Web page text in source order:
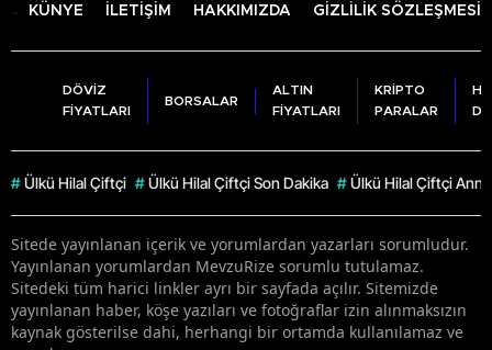
KÜNYE İLETİŞİM HAKKIMIZDA GİZLİLİK SÖZLEŞMESİ
DÖVİZ
FİYATLARI
BORSALAR
ALTIN
FİYATLARI
KRİPTO
PARALAR
# Ülkü Hilal Çiftçi # Ülkü Hilal Çiftçi Son Dakika # Ülkü Hilal Çiftçi
Sitede yayınlanan içerik ve yorumlardan yazarları sorumludur.
Yayınlanan yorumlardan MevzuRize sorumlu tutulamaz.
Sitedeki tüm harici linkler ayrı bir sayfada açılır. Sitemizde
yayınlanan haber, köşe yazıları ve fotoğraflar izin alınmaksızın
kaynak gösterilse dahi, herhangi bir ortamda kullanılamaz ve